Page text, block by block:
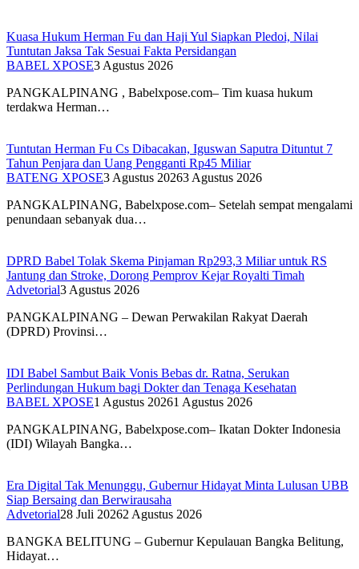
Kuasa Hukum Herman Fu dan Haji Yul Siapkan Pledoi, Nilai
Tuntutan Jaksa Tak Sesuai Fakta Persidangan
BABEL XPOSE3 Agustus 2026
PANGKALPINANG , Babelxpose.com– Tim kuasa hukum
terdakwa Herman…
Tuntutan Herman Fu Cs Dibacakan, Iguswan Saputra Dituntut 7
Tahun Penjara dan Uang Pengganti Rp45 Miliar
BATENG XPOSE3 Agustus 20263 Agustus 2026
PANGKALPINANG, Babelxpose.com– Setelah sempat mengalami
penundaan sebanyak dua…
DPRD Babel Tolak Skema Pinjaman Rp293,3 Miliar untuk RS
Jantung dan Stroke, Dorong Pemprov Kejar Royalti Timah
Advetorial3 Agustus 2026
PANGKALPINANG – Dewan Perwakilan Rakyat Daerah
(DPRD) Provinsi…
IDI Babel Sambut Baik Vonis Bebas dr. Ratna, Serukan
Perlindungan Hukum bagi Dokter dan Tenaga Kesehatan
BABEL XPOSE1 Agustus 20261 Agustus 2026
PANGKALPINANG, Babelxpose.com– Ikatan Dokter Indonesia
(IDI) Wilayah Bangka…
Era Digital Tak Menunggu, Gubernur Hidayat Minta Lulusan UBB
Siap Bersaing dan Berwirausaha
Advetorial28 Juli 20262 Agustus 2026
BANGKA BELITUNG – Gubernur Kepulauan Bangka Belitung,
Hidayat…